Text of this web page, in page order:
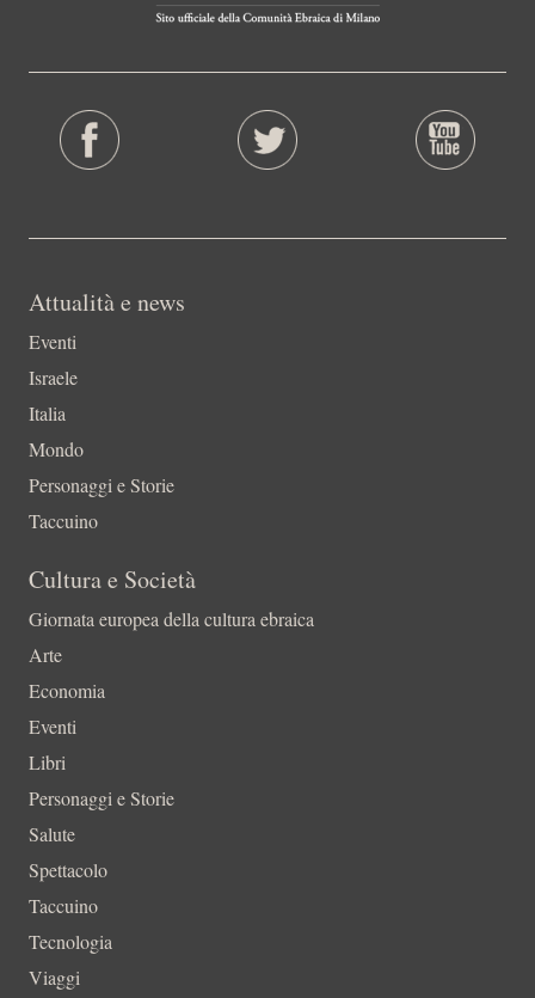
Attualità e news
Eventi
Israele
Italia
Mondo
Personaggi e Storie
Taccuino
Cultura e Società
Giornata europea della cultura ebraica
Arte
Economia
Eventi
Libri
Personaggi e Storie
Salute
Spettacolo
Taccuino
Tecnologia
Viaggi